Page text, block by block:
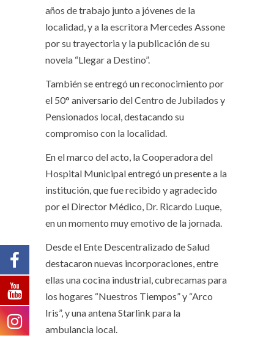
años de trabajo junto a jóvenes de la
localidad, y a la escritora Mercedes Assone
por su trayectoria y la publicación de su
novela “Llegar a Destino”.
También se entregó un reconocimiento por
el 50° aniversario del Centro de Jubilados y
Pensionados local, destacando su
compromiso con la localidad.
En el marco del acto, la Cooperadora del
Hospital Municipal entregó un presente a la
institución, que fue recibido y agradecido
por el Director Médico, Dr. Ricardo Luque,
en un momento muy emotivo de la jornada.
Desde el Ente Descentralizado de Salud
destacaron nuevas incorporaciones, entre
ellas una cocina industrial, cubrecamas para
los hogares “Nuestros Tiempos” y “Arco
Iris”, y una antena Starlink para la
ambulancia local.